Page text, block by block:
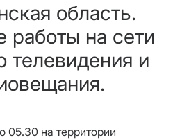
область.
работы на сети
телевидения и
05.30 на территории